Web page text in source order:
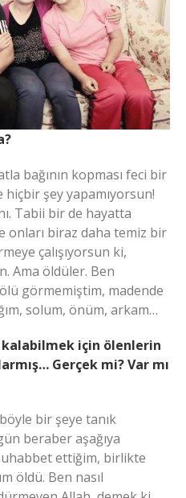
bağının kopması feci bir
hiçbir şey yapamıyorsun!
Tabii bir de hayatta
onları biraz daha temiz bir
çalışıyorsun ki,
Ama öldüler. Ben
ölü görmemiştim, madende
solum, önüm, arkam…
için ölenlerin
Gerçek mi? Var mı
bir şeye tanık
beraber aşağıya
ettiğim, birlikte
öldü. Ben nasıl